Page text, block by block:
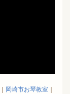
岡崎市お琴教室